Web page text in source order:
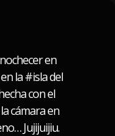
en
la #isla del
con el
cámara en
Jujijuijiu.